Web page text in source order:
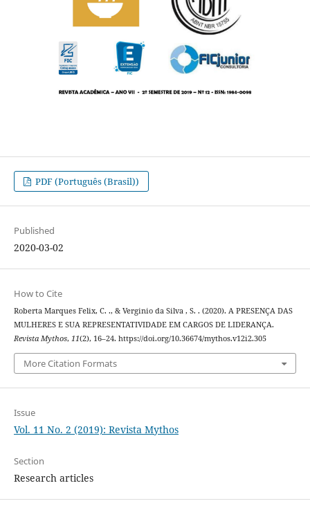
PDF (Português (Brasil))
Published
2020-03-02
How to Cite
Roberta Marques Felix, C. ., & Verginio da Silva , S. . (2020). A PRESENÇA DAS
MULHERES E SUA REPRESENTATIVIDADE EM CARGOS DE LIDERANÇA.
Revista Mythos, 11(2), 16–24. https://doi.org/10.36674/mythos.v12i2.305
More Citation Formats
Issue
Vol. 11 No. 2 (2019): Revista Mythos
Section
Research articles